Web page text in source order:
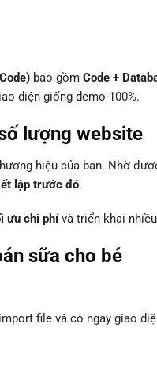
bao gồm Code +
diện giống demo 100%.
lượng website
hiệu của bạn. Nhờ
lập trước đó.
ưu chi phívà triển khai
sữa cho bé
file và có ngay giao